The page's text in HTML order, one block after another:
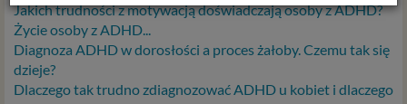
Jakich trudności z motywacją doświadczają osoby z ADHD?
Życie osoby z ADHD...
Diagnoza ADHD w dorosłości a proces żałoby. Czemu tak się
dzieje?
Dlaczego tak trudno zdiagnozować ADHD u kobiet i dlaczego
Z dniem 25 maja 2018 r. rozpoczyna obowiązywanie
Rozporządzenie Parlamentu Europejskiego i Rady (UE)
2016/679 z dnia 27 kwietnia 2016 r. w sprawie ochrony
osób fizycznych w związku z przetwarzaniem danych